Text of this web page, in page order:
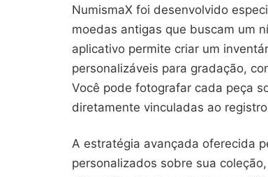
NumismaX foi desenvolvido
moedas antigas que buscam um
aplicativo permite criar um
personalizáveis para gradação,
Você pode fotografar cada peça
diretamente vinculadas ao
A estratégia avançada oferecida
personalizados sobre sua